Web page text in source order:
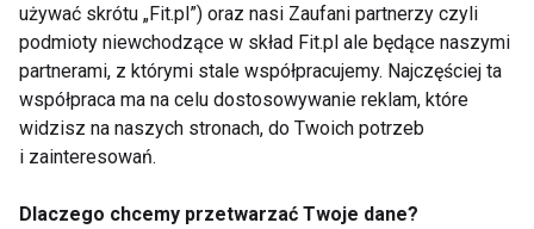
Ważnym elementem zdrowego powrotu do
formy jest również umiarkowana aktywność
fizyczna . Spacer, joga czy lekki trening nie
tylko przyspiesza metabolizm, ale również
poprawia krążenie limfy, co wspomaga
używać skrótu „Fit.pl”) oraz nasi Zaufani partnerzy czyli
podmioty niewchodzące w skład Fit.pl ale będące naszymi
partnerami, z którymi stale współpracujemy. Najczęściej ta
współpraca ma na celu dostosowywanie reklam, które
widzisz na naszych stronach, do Twoich potrzeb
i zainteresowań.
Dlaczego chcemy przetwarzać Twoje dane?